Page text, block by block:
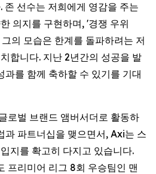
존 선수는 저희에게 영감을 주는
의지를 구현하며, '경쟁 우위
의 모습은 한계를 돌파하려는 저
합니다. 지난 2년간의 성공을 발
과를 함께 축하할 수 있기를 기대
로벌 브랜드 앰버서더로 활동하
과 파트너십을 맺으면서, Axi는 스
지를 확고히 다지고 있습니다.
프리미어 리그 8회 우승팀인 맨